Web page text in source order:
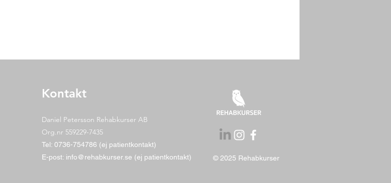
Kontakt
Daniel Petersson Rehabkurser AB
Org.nr 559229-7435
Tel: 0736-754786 (ej patientkontakt)
E-post: info@rehabkurser.se (ej patientkontakt)
© 2025 Rehabkurser